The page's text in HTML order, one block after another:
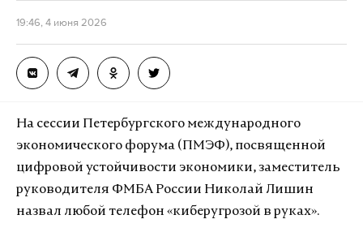
19:46, 4 июня 2026
На сессии Петербургского международного
экономического форума (ПМЭФ), посвященной
цифровой устойчивости экономики, заместитель
руководителя ФМБА России Николай Лишин
назвал любой телефон «киберугрозой в руках».